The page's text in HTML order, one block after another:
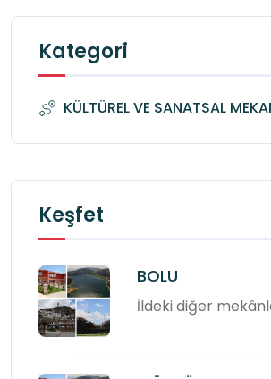
Kategori
KÜLTÜREL VE SANATSAL
Keşfet
BOLU
İldeki diğer